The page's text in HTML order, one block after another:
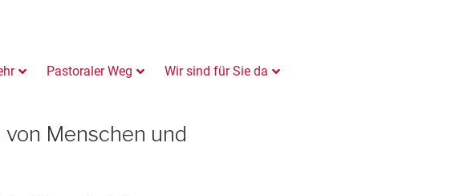
Pastoraler Weg Wir sind für Sie da
Menschen und